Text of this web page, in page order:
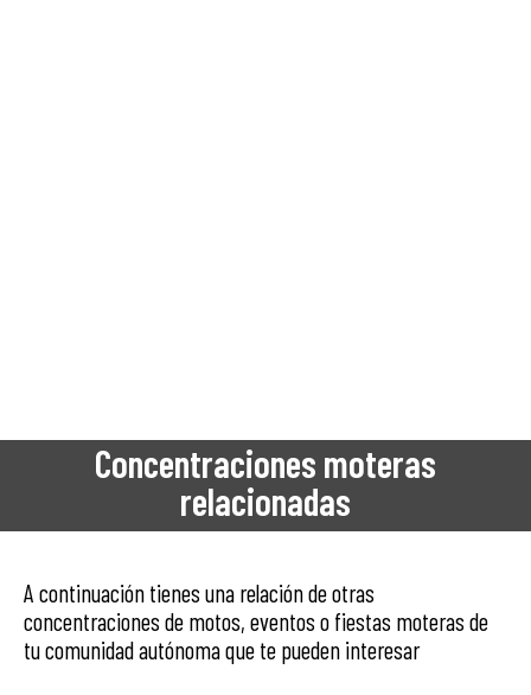
Concentraciones moteras
relacionadas
A continuación tienes una relación de otras
concentraciones de motos, eventos o fiestas moteras de
tu comunidad autónoma que te pueden interesar